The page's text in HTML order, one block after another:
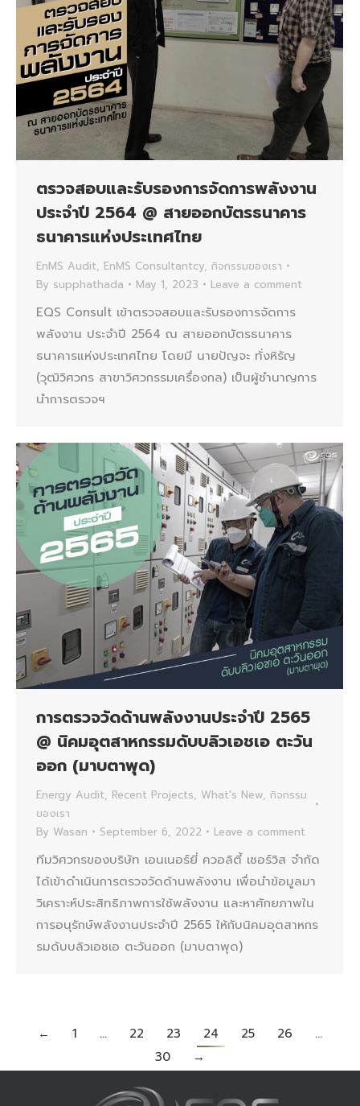
ตรวจสอบและรับรองการจัดการพลังงาน
ประจำปี 2564 @ สายออกบัตรธนาคาร
ธนาคารแห่งประเทศไทย
EnMS Audit, EnMS Consultantcy, กิจกรรมของเรา
By supphathada May 1, 2023 Leave a comment
EQS Consult เข้าตรวจสอบและรับรองการจัดการ
พลังงาน ประจำปี 2564 ณ สายออกบัตรธนาคาร
ธนาคารแห่งประเทศไทย โดยมี นายปัญจะ ทั่งหิรัญ
(วุฒิวิศวกร สาขาวิศวกรรมเครื่องกล) เป็นผู้ชำนาญการ
นำการตรวจฯ
การตรวจวัดด้านพลังงานประจำปี 2565
@ นิคมอุตสาหกรรมดับบลิวเอชเอ ตะวัน
ออก (มาบตาพุด)
Energy Audit, Recent Projects, What's New, กิจกรรม
ของเรา
By Wasan September 6, 2022 Leave a comment
ทีมวิศวกรของบริษัท เอนเนอร์ยี่ ควอลิตี้ เซอร์วิส จำกัด
ได้เข้าดำเนินการตรวจวัดด้านพลังงาน เพื่อนำข้อมูลมา
วิเคราะห์ประสิทธิภาพการใช้พลังงาน และหาศักยภาพใน
การอนุรักษ์พลังงานประจำปี 2565 ให้กับนิคมอุตสาหกร
รมดับบลิวเอชเอ ตะวันออก (มาบตาพุด)
← 1 … 22 23 24 25 26
…
30
→